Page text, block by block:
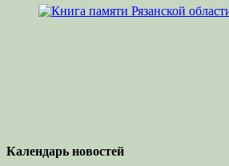
Календарь новостей